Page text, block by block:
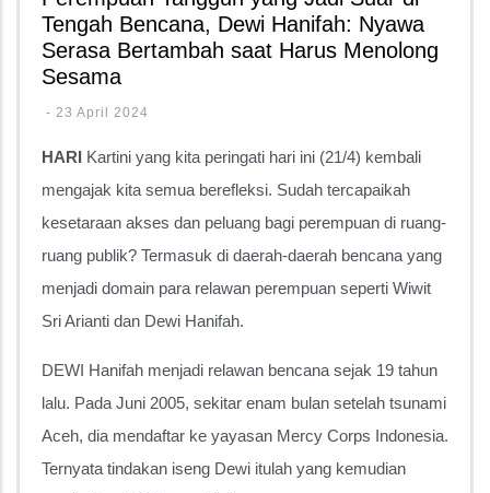
Tengah Bencana, Dewi Hanifah: Nyawa
Serasa Bertambah saat Harus Menolong
Sesama
- 23 April 2024
HARI Kartini yang kita peringati hari ini (21/4) kembali
mengajak kita semua berefleksi. Sudah tercapaikah
kesetaraan akses dan peluang bagi perempuan di ruang-
ruang publik? Termasuk di daerah-daerah bencana yang
menjadi domain para relawan perempuan seperti Wiwit
Sri Arianti dan Dewi Hanifah.
DEWI Hanifah menjadi relawan bencana sejak 19 tahun
lalu. Pada Juni 2005, sekitar enam bulan setelah tsunami
Aceh, dia mendaftar ke yayasan Mercy Corps Indonesia.
Ternyata tindakan iseng Dewi itulah yang kemudian